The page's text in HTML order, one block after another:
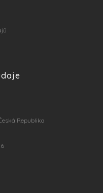
Republika